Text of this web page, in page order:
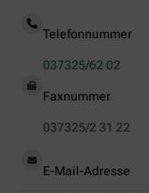
Telefonnummer
037325/62 02
Faxnummer
037325/2 31 22
E-Mail-Adresse